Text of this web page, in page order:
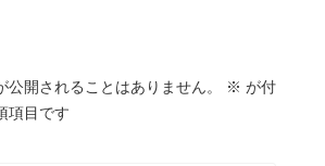
公開されることはありません。 ※ が付
項目です